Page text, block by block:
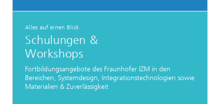
Alles auf einen Blick
Schulungen &
Workshops
Fortbildungsangebote des Fraunhofer IZM in den
Bereichen, Systemdesign, Integrationstechnologien sowie
Materialien & Zuverlässigkeit